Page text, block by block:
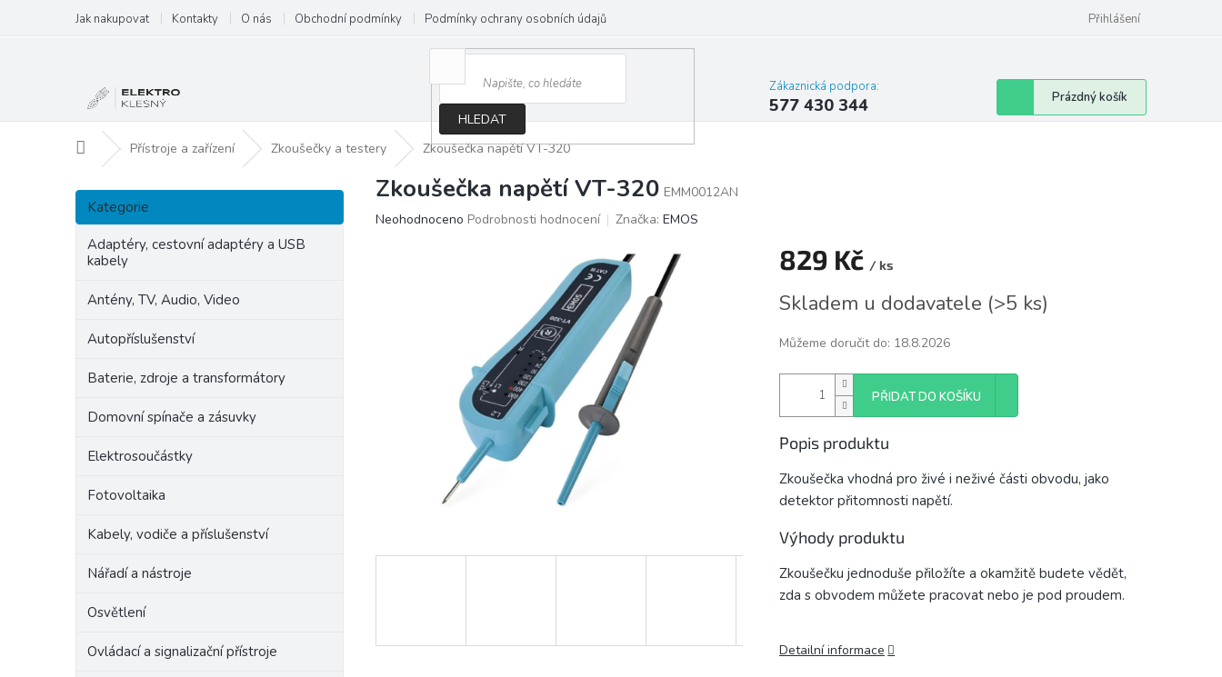
obsah
Jak nakupovat Kontakty O nás Obchodní podmínky Podmínky ochrany osobních údajů Přihlášení
HLEDAT
Zákaznická podpora:
577 430 344
Nákupní
košík
Prázdný košík
Domů Přístroje a zařízení Zkoušečky a testery Zkoušečka napětí VT-320
P
s
Přeskočit
kategorie
Kategorie
Adaptéry, cestovní adaptéry a USB
kabely
Antény, TV, Audio, Video
Autopříslušenství
Baterie, zdroje a transformátory
Domovní spínače a zásuvky
Elektrosoučástky
Fotovoltaika
Kabely, vodiče a příslušenství
Nářadí a nástroje
Osvětlení
Ovládací a signalizační přístroje
Zkoušečka napětí VT-320 EMM0012AN
Průměrné
Neohodnoceno Podrobnosti hodnocení Značka: EMOS
829 Kč / ks
cena:
Skladem u dodavatele (>5 ks)
Můžeme doručit do: 18.8.2026
PŘIDAT DO KOŠÍKU
Popis produktu
Zkoušečka vhodná pro živé i neživé části obvodu, jako
detektor přitomnosti napětí.
Výhody produktu
Zkoušečku jednoduše přiložíte a okamžitě budete vědět,
zda s obvodem můžete pracovat nebo je pod proudem.
Detailní informace